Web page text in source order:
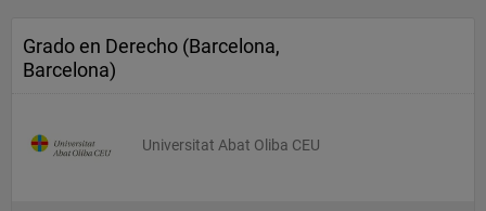
Grado en Derecho (Barcelona,
Barcelona)
Universitat Abat Oliba CEU